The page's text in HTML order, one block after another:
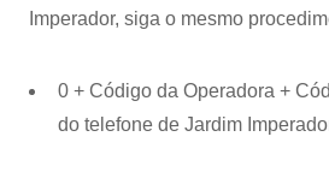
Imperador, siga o mesmo
0 + Código da Operadora +
do telefone de Jardim